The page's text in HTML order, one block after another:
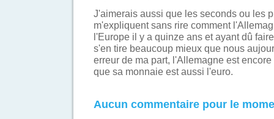
J'aimerais aussi que les seconds ou les
m'expliquent sans rire comment
l'Europe il y a quinze ans et ayant dû
s'en tire beaucoup mieux que nous
erreur de ma part, l'Allemagne est
que sa monnaie est aussi l'euro.
Aucun commentaire pour le